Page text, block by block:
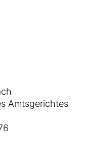
Amtsgerichtes